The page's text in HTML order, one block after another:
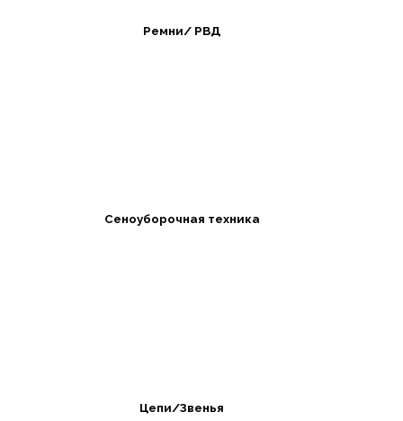
Ремни/ РВД
Сеноуборочная техника
Цепи/Звенья